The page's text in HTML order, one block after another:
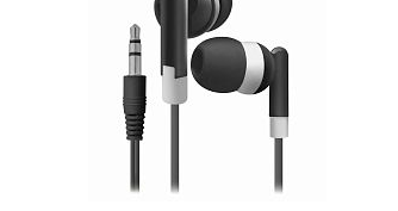
Купить в 1 клик
Сравнение
В избранное
В наличии